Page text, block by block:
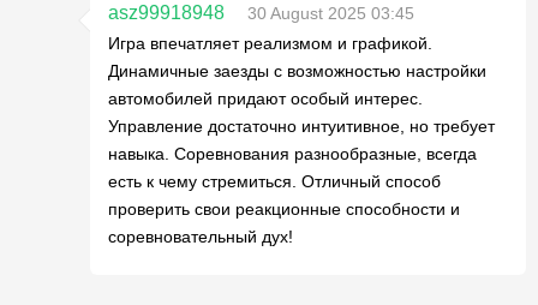
asz99918948
30 August 2025 03:45
Игра впечатляет реализмом и графикой.
Динамичные заезды с возможностью настройки
автомобилей придают особый интерес.
Управление достаточно интуитивное, но требует
навыка. Соревнования разнообразные, всегда
есть к чему стремиться. Отличный способ
проверить свои реакционные способности и
соревновательный дух!